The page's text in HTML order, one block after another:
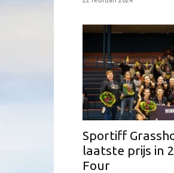
Sportiff
laatste prijs in
Four